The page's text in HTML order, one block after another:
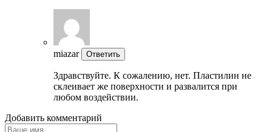
miazar Ответить
Здравствуйте. К сожалению, нет. Пластилин не
склеивает же поверхности и развалится при
любом воздействии.
Добавить комментарий